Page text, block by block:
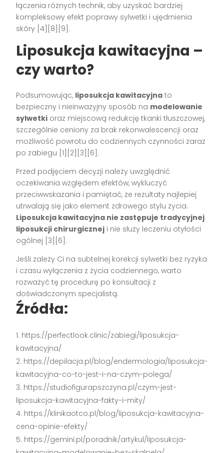
łączenia różnych technik, aby uzyskać bardziej
kompleksowy efekt poprawy sylwetki i ujędrnienia
skóry [4][8][9] .
Liposukcja kawitacyjna –
czy warto?
Podsumowując, liposukcja kawitacyjna to
bezpieczny i nieinwazyjny sposób na modelowanie
sylwetki oraz miejscową redukcję tkanki tłuszczowej,
szczególnie ceniony za brak rekonwalescencji oraz
możliwość powrotu do codziennych czynności zaraz
po zabiegu [1][2][3][6] .
Przed podjęciem decyzji należy uwzględnić
oczekiwania względem efektów, wykluczyć
przeciwwskazania i pamiętać, że rezultaty najlepiej
utrwalają się jako element zdrowego stylu życia.
Liposukcja kawitacyjna nie zastępuje tradycyjnej
liposukcji chirurgicznej i nie służy leczeniu otyłości
ogólnej [3][6] .
Jeśli zależy Ci na subtelnej korekcji sylwetki bez ryzyka
i czasu wyłączenia z życia codziennego, warto
rozważyć tę procedurę po konsultacji z
doświadczonym specjalistą.
Źródła:
https://perfectlook.clinic/zabiegi/liposukcja-
kawitacyjna/
https://depilacja.pl/blog/endermologia/liposukcja-
kawitacyjna-co-to-jest-i-na-czym-polega/
https://studiofigurapszczyna.pl/czym-jest-
liposukcja-kawitacyjna-fakty-i-mity/
https://klinikaotco.pl/blog/liposukcja-kawitacyjna-
cena-opinie-efekty/
https://gemini.pl/poradnik/artykul/liposukcja-